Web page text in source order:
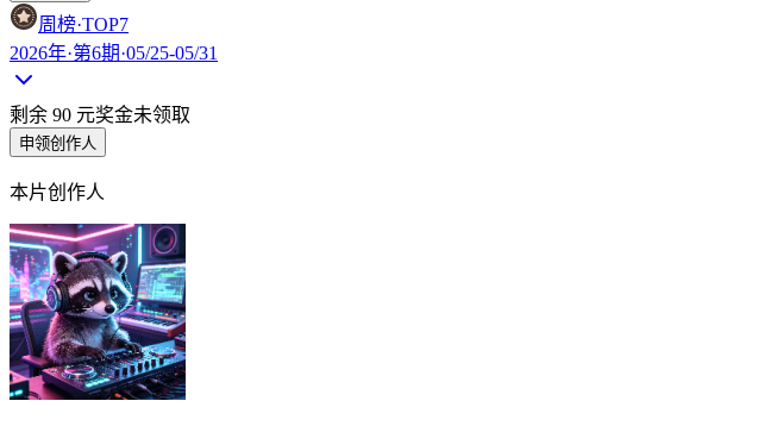
周榜·TOP7
2026年·第6期·05/25-05/31
剩余 90 元奖金未领取
申领创作人
本片创作人